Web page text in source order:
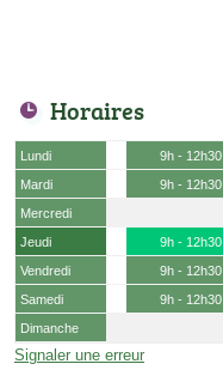
Horaires
Lundi 9h - 12h30
Mardi
9h - 12h30
Mercredi
Jeudi
9h - 12h30
Vendredi
9h - 12h30
Samedi
9h - 12h30
Dimanche
Signaler une erreur